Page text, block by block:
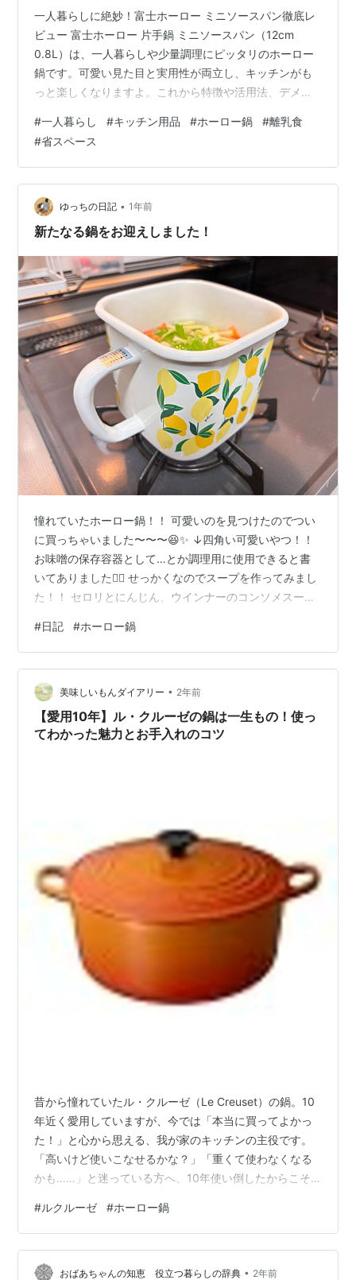
一人暮らしに絶妙！富士ホーロー ミニソースパン徹底レ
ビュー 富士ホーロー 片手鍋 ミニソースパン（12cm
0.8L）は、一人暮らしや少量調理にピッタリのホーロー
鍋です。可愛い見た目と実用性が両立し、キッチンがも
っと楽しくなりますよ。これから特徴や活用法、デメリ
ソースパンの特徴とメリット 使い方と活用シーン デメリ
ット・注意点 類似商品比較 まとめ・購入はこちら 富士
ホーロー ミニソースパンの特徴とメリット 1. 一人分・少
量調理に最適なサイズ 内径12cm、満水容量0.8L。ラー
メン一杯分や離乳食にも使いやすい絶妙サイズ。 大きす
ぎて「作…
#一人暮らし #キッチン用品 #ホーロー鍋 #離乳食
#省スペース
ゆっちの日記 • 1年前
新たなる鍋をお迎えしました！
憧れていたホーロー鍋！！ 可愛いのを見つけたのでつい
に買っちゃいました〜〜〜😆✨ ↓四角い可愛いやつ！！
お味噌の保存容器として…とか調理用に使用できると書
いてありました🙆‍♀️ せっかくなのでスープを作ってみまし
た！！ セロリとにんじん、ウインナーのコンソメスープ
冷蔵庫で保存可能！！ 私にとっては、ほど良いサイズ感
😳💕 ホーローなので、蓋を取ってそのまま直火で温めOK
👌 ありがたすぎる！！ 大切に使おう…( ◜ω◝ ) レモン柄も
可愛いです🍋 お花とかいちごとか他にも可愛い柄がたく
さんあって迷っちゃいました！ 次はお味噌汁とか作る
か…
#日記 #ホーロー鍋
美味しいもんダイアリー • 2年前
【愛用10年】ル・クルーゼの鍋は一生もの！使っ
てわかった魅力とお手入れのコツ
昔から憧れていたル・クルーゼ（Le Creuset）の鍋。10
年近く愛用していますが、今では「本当に買ってよかっ
た！」と心から思える、我が家のキッチンの主役です。
「高いけど使いこなせるかな？」「重くて使わなくなる
かも……」と迷っている方へ、10年使い倒したからこそ
愛され続ける理由 メリット1：とにかく丈夫！「100年
鍋」の耐久性 メリット2：いつもの料理がプロの味に 気
になるデメリットと「上手な付き合い方」 1. 重さについ
て 2. 価格について 【裏技】色素沈着も「重曹」で新品同
#ルクルーゼ #ホーロー鍋
おばあちゃんの知恵 役立つ暮らしの辞典 • 2年前